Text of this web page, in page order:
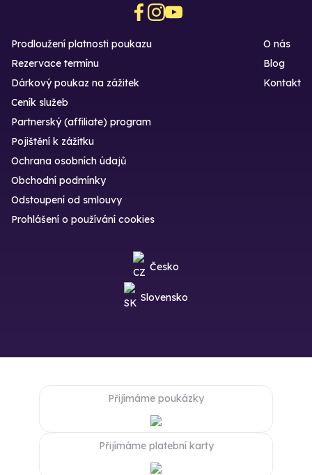
Prodloužení platnosti poukazu
Rezervace termínu
Dárkový poukaz na zážitek
O nás
Blog
Kontakt
Ceník služeb
Partnerský (affiliate) program
Pojištění k zážitku
Ochrana osobních údajů
Obchodní podmínky
Odstoupení od smlouvy
Prohlášení o používání cookies
Česko
Slovensko
Přijímáme poukázky
Přijímáme platební karty